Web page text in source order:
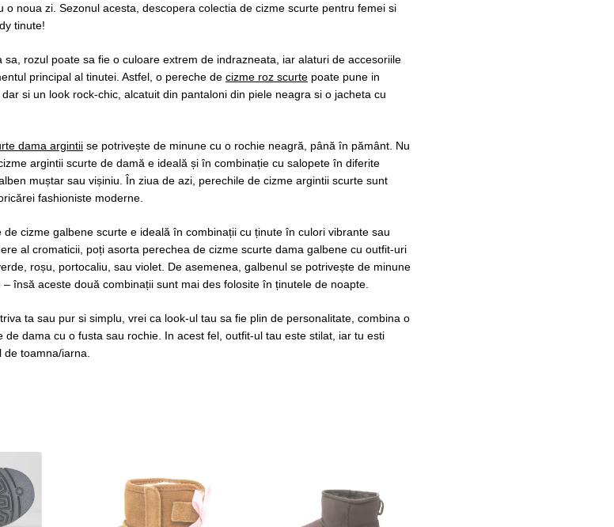
o noua zi. Sezonul acesta, descopera colectia de cizme scurte pentru femei si
tinute!
sa, rozul poate sa fie o culoare extrem de indrazneata, iar alaturi de accesoriile
principal al tinutei. Astfel, o pereche de cizme roz scurte poate pune in
si un look rock-chic, alcatuit din pantaloni din piele neagra si o jacheta cu
dama argintii se potrivește de minune cu o rochie neagră, până în pământ. Nu
argintii scurte de damă e ideală și în combinație cu salopete în diferite
muștar sau vișiniu. În ziua de azi, perechile de cizme argintii scurte sunt
fashioniste moderne.
de cizme galbene scurte e ideală în combinații cu ținute în culori vibrante sau
al cromaticii, poți asorta perechea de cizme scurte dama galbene cu outfit-uri
roșu, portocaliu, sau violet. De asemenea, galbenul se potrivește de minune
însă aceste două combinații sunt mai des folosite în ținutele de noapte.
ta sau pur si simplu, vrei ca look-ul tau sa fie plin de personalitate, combina o
de dama cu o fusta sau rochie. In acest fel, outfit-ul tau este stilat, iar tu esti
toamna/iarna.